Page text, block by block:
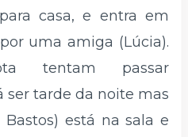
casa, e entra em
uma amiga (Lúcia).
tentam passar
ser tarde da noite mas
está na sala e